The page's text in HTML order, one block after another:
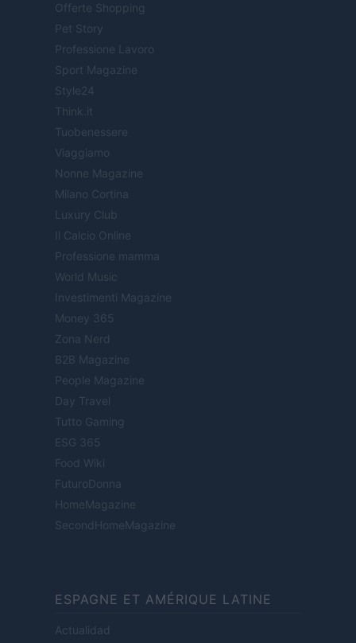
Offerte Shopping
Pet Story
Professione Lavoro
Sport Magazine
Style24
Think.it
Tuobenessere
Viaggiamo
Nonne Magazine
Milano Cortina
Luxury Club
Il Calcio Online
Professione mamma
World Music
Investimenti Magazine
Money 365
Zona Nerd
B2B Magazine
People Magazine
Day Travel
Tutto Gaming
ESG 365
Food Wiki
FuturoDonna
HomeMagazine
SecondHomeMagazine
ESPAGNE ET AMÉRIQUE LATINE
Actualidad